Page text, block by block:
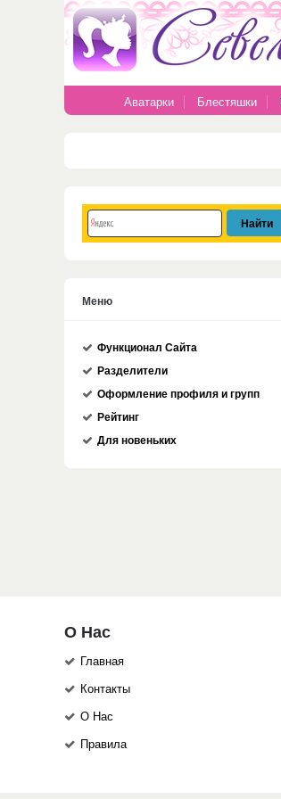
Аватарки Блестяшки
Меню
Функционал Сайта
Разделители
Оформление профиля и групп
Рейтинг
Для новеньких
О Нас
Главная
Контакты
О Нас
Правила